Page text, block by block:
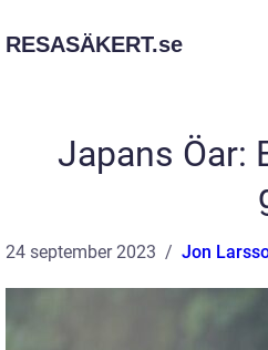
RESASÄKERT.se
Japans Öar:
24 september 2023 Jon